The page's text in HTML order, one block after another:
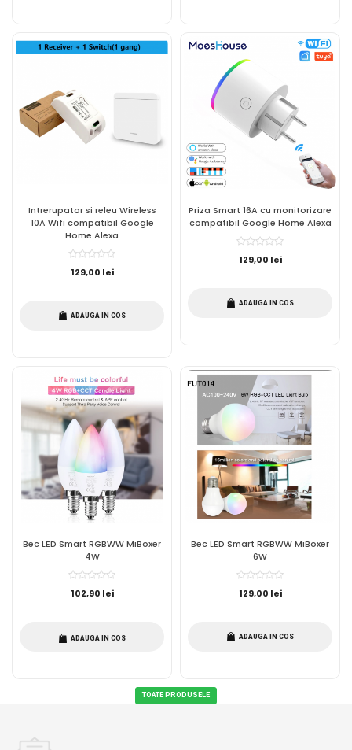
Intrerupator si releu Wireless
10A Wifi compatibil Google
Home Alexa
129,00 lei
ADAUGA IN COS
Priza Smart 16A cu monitorizare
compatibil Google Home Alexa
129,00 lei
ADAUGA IN COS
Bec LED Smart RGBWW MiBoxer
4W
102,90 lei
ADAUGA IN COS
Bec LED Smart RGBWW MiBoxer
6W
129,00 lei
ADAUGA IN COS
TOATE PRODUSELE